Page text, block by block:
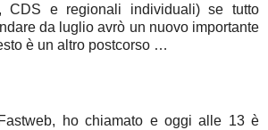
CDS e regionali individuali) se tutto
da luglio avrò un nuovo importante
è un altro postcorso …
ho chiamato e oggi alle 13 è